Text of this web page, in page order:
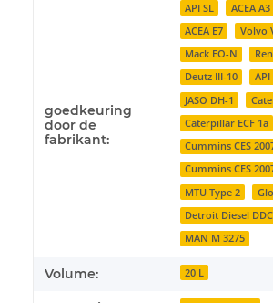
goedkeuring
door de
fabrikant:
API SL ACEA A3
ACEA E7
Volvo
Mack EO-N
Deutz III-10
API
JASO DH-1
Caterpillar ECF 1a
Cummins CES
Cummins CES
MTU Type 2
Detroit Diesel
MAN M 3275
Volume: 20 L